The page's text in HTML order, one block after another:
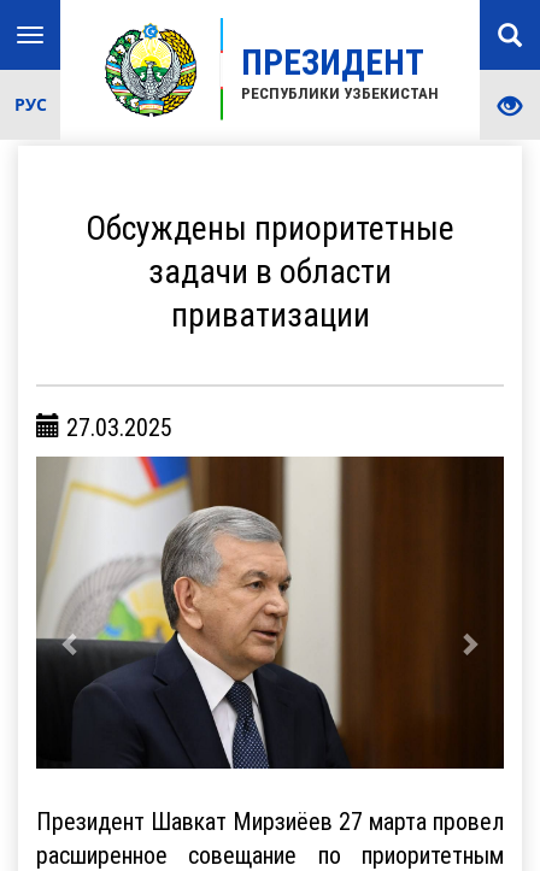
ПРЕЗИДЕНТ
РЕСПУБЛИКИ УЗБЕКИСТАН
Toggle
navigation
РУС
Обсуждены приоритетные
задачи в области
приватизации
27.03.2025
Президент Шавкат Мирзиёев 27 марта провел
расширенное совещание по приоритетным